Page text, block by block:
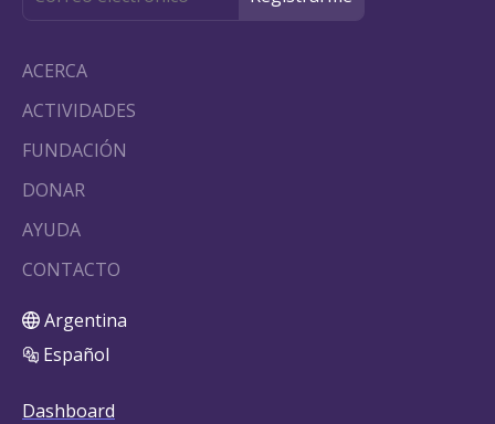
ACERCA
ACTIVIDADES
FUNDACIÓN
DONAR
AYUDA
CONTACTO
Argentina
Español
Dashboard